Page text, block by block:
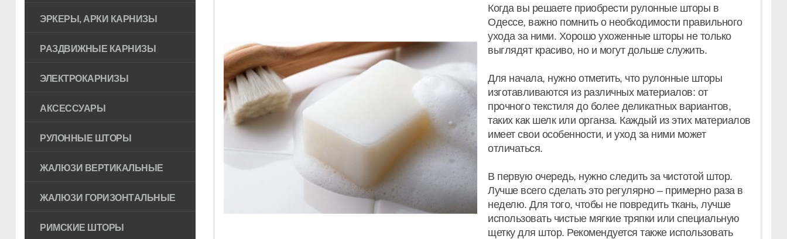
Когда вы решаете приобрести рулонные шторы в
Одессе, важно помнить о необходимости правильного
ухода за ними. Хорошо ухоженные шторы не только
выглядят красиво, но и могут дольше служить.
Для начала, нужно отметить, что рулонные шторы
изготавливаются из различных материалов: от
прочного текстиля до более деликатных вариантов,
таких как шелк или органза. Каждый из этих материалов
имеет свои особенности, и уход за ними может
отличаться.
В первую очередь, нужно следить за чистотой штор.
Лучше всего сделать это регулярно – примерно раза в
неделю. Для того, чтобы не повредить ткань, лучше
использовать чистые мягкие тряпки или специальную
щетку для штор. Рекомендуется также использовать
ЭРКЕРЫ, АРКИ КАРНИЗЫ
РАЗДВИЖНЫЕ КАРНИЗЫ
ЭЛЕКТРОКАРНИЗЫ
АКСЕССУАРЫ
РУЛОННЫЕ ШТОРЫ
ЖАЛЮЗИ ВЕРТИКАЛЬНЫЕ
ЖАЛЮЗИ ГОРИЗОНТAЛЬНЫЕ
РИМСКИЕ ШТОРЫ